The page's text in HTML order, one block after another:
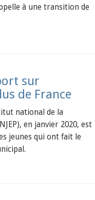
à une transition de
sur
de France
national de la
en janvier 2020, est
jeunes qui ont fait le